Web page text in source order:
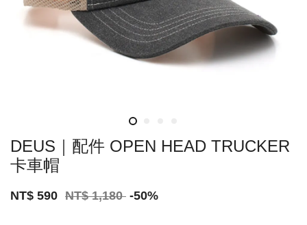
DEUS｜配件 OPEN HEAD TRUCKER
卡車帽
NT$ 590 NT$ 1,180 -50%